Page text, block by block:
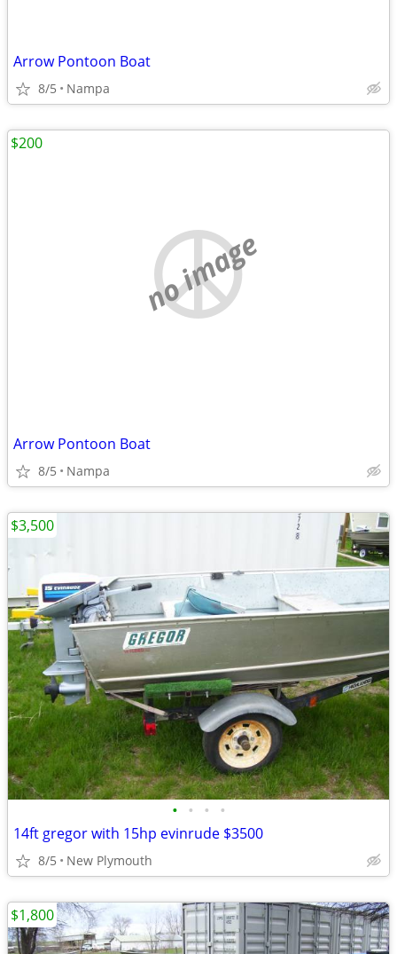
Arrow Pontoon Boat
8/5 Nampa
no image
Arrow Pontoon Boat
8/5 Nampa
$200
• • • •
14ft gregor with 15hp evinrude $3500
8/5 New Plymouth
$3,500
$1,800